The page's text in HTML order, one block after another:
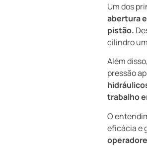
Um dos
abertura
pistão.
cilindro
Além
pressão
trabalho
O
eficácia e